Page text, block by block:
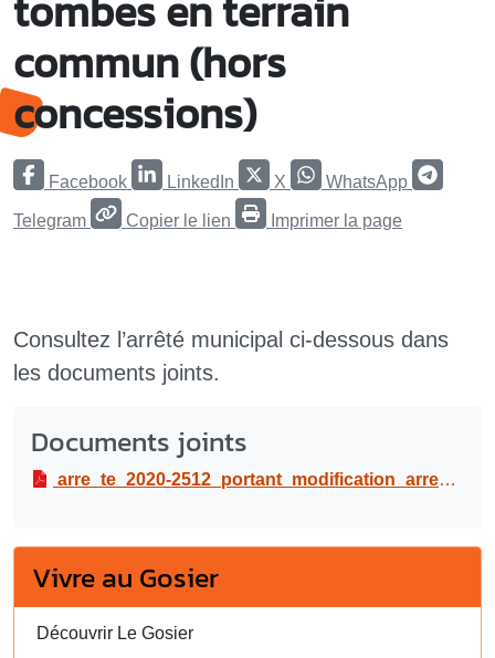
commun (hors
concessions)
Facebook LinkedIn X WhatsApp
Telegram Copier le lien Imprimer la page
Consultez l’arrêté municipal ci-dessous dans
les documents joints.
Documents joints
arre_te_2020-2512_portant_modification_arre_te_municipal_2019-1128.pdf
Vivre au Gosier
Découvrir Le Gosier